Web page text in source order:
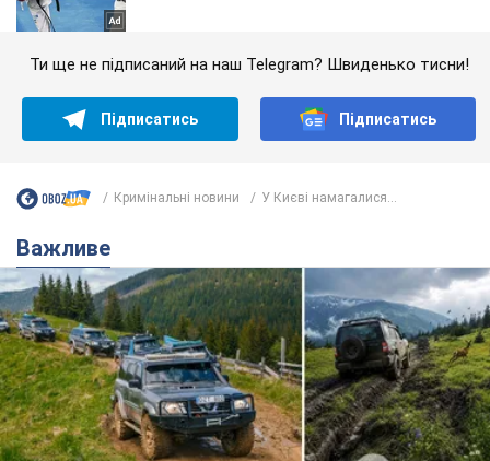
Ти ще не підписаний на наш Telegram? Швиденько тисни!
Підписатись Підписатись
Кримінальні новини У Києві намагалися...
Важливе